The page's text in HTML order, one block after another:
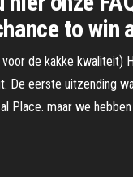
to win
de kakke kwaliteit)
De eerste uitzending
Place. maar we